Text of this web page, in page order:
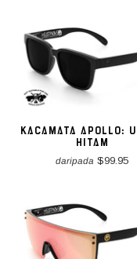
KACAMATA APOLLO:
HITAM
daripada $99.95